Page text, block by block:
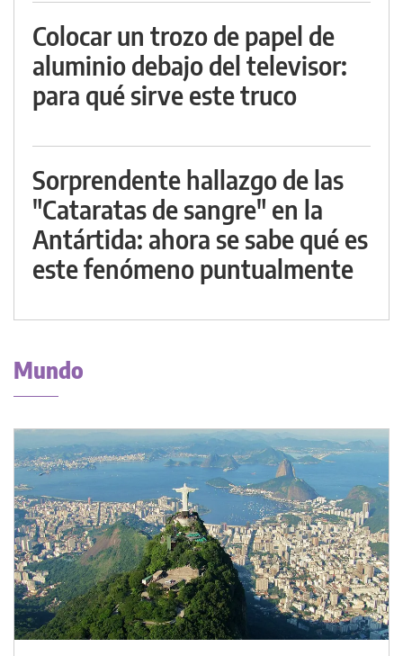
Colocar un trozo de papel de
aluminio debajo del televisor:
para qué sirve este truco
Sorprendente hallazgo de las
"Cataratas de sangre" en la
Antártida: ahora se sabe qué es
este fenómeno puntualmente
Mundo